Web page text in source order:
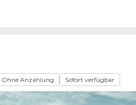
Ohne Anzahlung Sofort verfügbar